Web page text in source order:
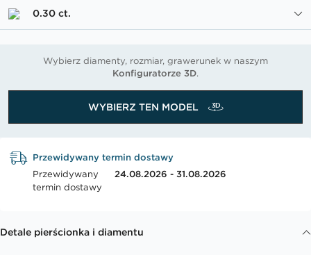
0.30 ct.
Wybierz diamenty, rozmiar, grawerunek w naszym
Konfiguratorze 3D.
WYBIERZ TEN MODEL
Przewidywany termin dostawy
Przewidywany
termin dostawy
24.08.2026 - 31.08.2026
Detale pierścionka i diamentu